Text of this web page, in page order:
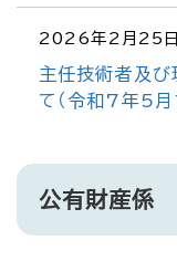
2026年2月25日
主任技術者及び
て（令和7年5月
公有財産係